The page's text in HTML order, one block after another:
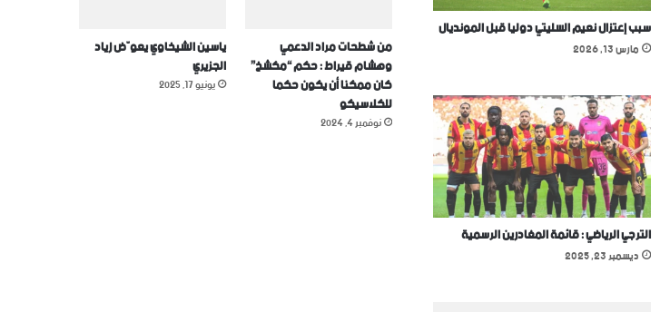
سبب إعتزال نعيم السليتي دوليا قبل المونديال
مارس 13, 2026
الترجي الرياضي : قائمة المغادرين الرسمية
ديسمبر 23, 2025
من شطحات مراد الدعمي
وهشام قيراط : حكم “مكشخ”
كان ممكنا أن يكون حكما
للكلاسيكو
نوفمبر 4, 2024
ياسين الشيخاوي يعوّض زياد
الجزيري
يونيو 17, 2025